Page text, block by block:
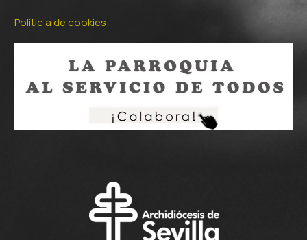
Polític a de cookies